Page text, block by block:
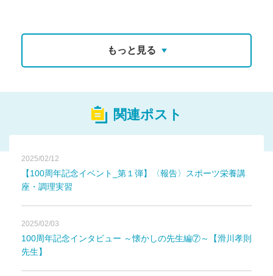
明秀学園日立高等学校は、1925(大
正14)年9月5日に助川裁縫女学院が
設立され2025年に創立100周年を
もっと見る
関連ポスト
2025/02/12
【100周年記念イベント_第１弾】〈報告〉スポーツ栄養講
座・調理実習
2025/02/03
100周年記念インタビュー ～懐かしの先生編⑦～【滑川孝則
先生】